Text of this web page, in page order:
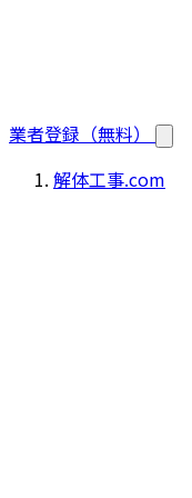
業者登録（無料）
解体工事.com